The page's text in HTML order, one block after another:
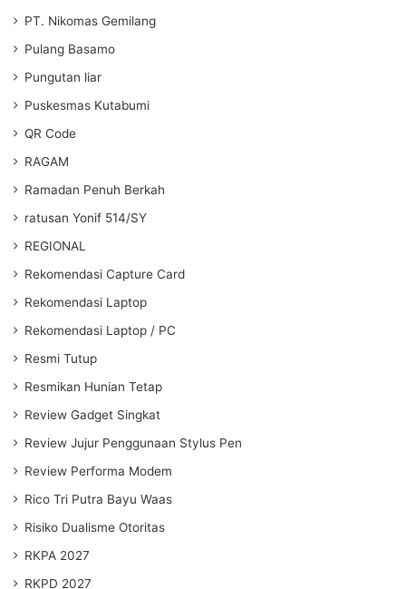
PT. Nikomas Gemilang
Pulang Basamo
Pungutan liar
Puskesmas Kutabumi
QR Code
RAGAM
Ramadan Penuh Berkah
ratusan Yonif 514/SY
REGIONAL
Rekomendasi Capture Card
Rekomendasi Laptop
Rekomendasi Laptop / PC
Resmi Tutup
Resmikan Hunian Tetap
Review Gadget Singkat
Review Jujur Penggunaan Stylus Pen
Review Performa Modem
Rico Tri Putra Bayu Waas
Risiko Dualisme Otoritas
RKPA 2027
RKPD 2027